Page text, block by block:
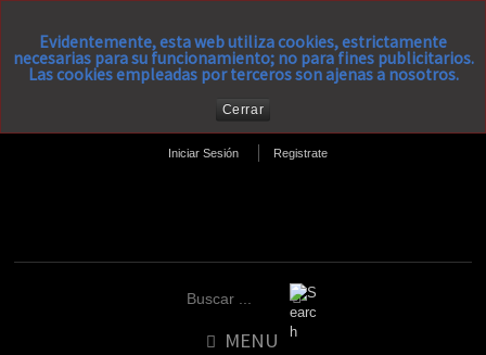
Evidentemente, esta web utiliza cookies, estrictamente
necesarias para su funcionamiento; no para fines publicitarios.
Las cookies empleadas por terceros son ajenas a nosotros.
Cerrar
Iniciar Sesión Registrate
MENU